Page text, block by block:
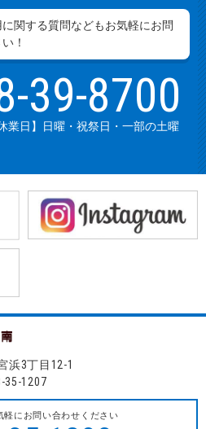
に関する質問などもお気軽にお問
！
39-8700
業日】日曜・祝祭日・一部の土曜
浜3丁目12-1
35-1207
軽にお問い合わせください